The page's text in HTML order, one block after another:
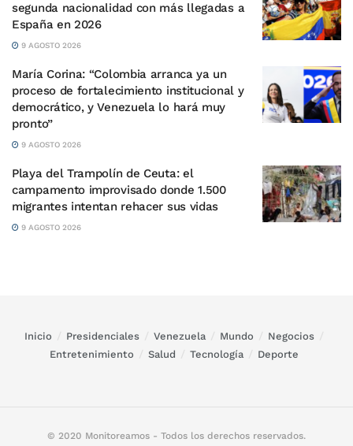
segunda nacionalidad con más llegadas a
España en 2026
9 AGOSTO 2026
María Corina: “Colombia arranca ya un
proceso de fortalecimiento institucional y
democrático, y Venezuela lo hará muy
pronto”
9 AGOSTO 2026
Playa del Trampolín de Ceuta: el
campamento improvisado donde 1.500
migrantes intentan rehacer sus vidas
9 AGOSTO 2026
Inicio Presidenciales Venezuela Mundo
Negocios
Entretenimiento
Salud Tecnología Deporte
© 2020 Monitoreamos - Todos los derechos reservados.